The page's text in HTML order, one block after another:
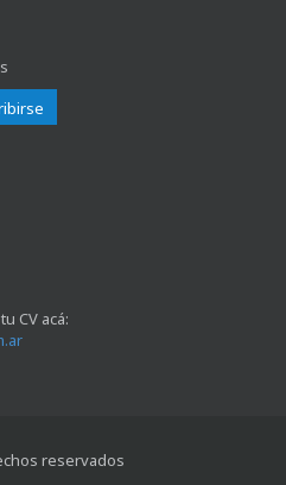
CV acá:
reservados